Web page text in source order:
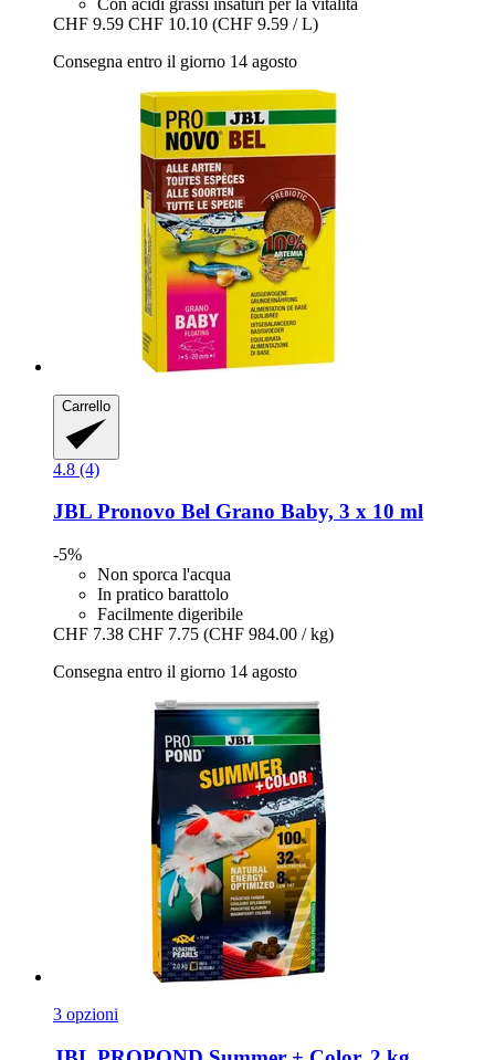
Con acidi grassi insaturi per la vitalità
CHF 9.59 CHF 10.10 (CHF 9.59 / L)
Consegna entro il giorno 14 agosto
Carrello
4.8 (4)
JBL Pronovo Bel Grano Baby, 3 x 10 ml
-5%
Non sporca l'acqua
In pratico barattolo
Facilmente digeribile
CHF 7.38 CHF 7.75 (CHF 984.00 / kg)
Consegna entro il giorno 14 agosto
3 opzioni